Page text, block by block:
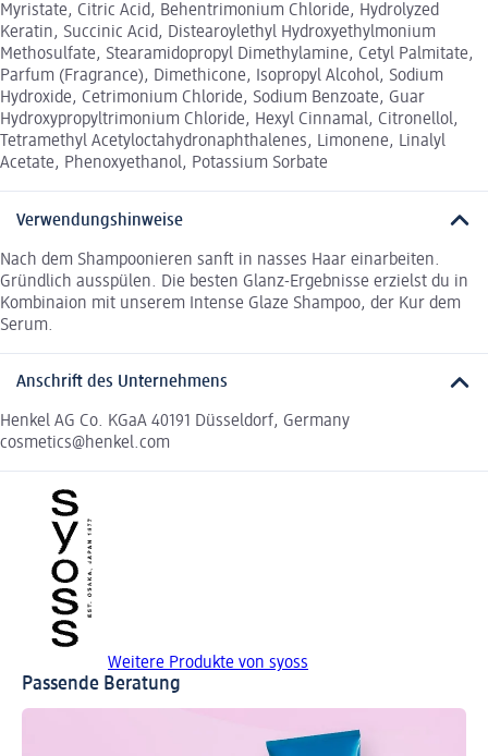
Myristate, Citric Acid, Behentrimonium Chloride, Hydrolyzed
Keratin, Succinic Acid, Distearoylethyl Hydroxyethylmonium
Methosulfate, Stearamidopropyl Dimethylamine, Cetyl Palmitate,
Parfum (Fragrance), Dimethicone, Isopropyl Alcohol, Sodium
Hydroxide, Cetrimonium Chloride, Sodium Benzoate, Guar
Hydroxypropyltrimonium Chloride, Hexyl Cinnamal, Citronellol,
Tetramethyl Acetyloctahydronaphthalenes, Limonene, Linalyl
Acetate, Phenoxyethanol, Potassium Sorbate
Verwendungshinweise
Nach dem Shampoonieren sanft in nasses Haar einarbeiten.
Gründlich ausspülen. Die besten Glanz-Ergebnisse erzielst du in
Kombinaion mit unserem Intense Glaze Shampoo, der Kur dem
Serum.
Anschrift des Unternehmens
Henkel AG Co. KGaA 40191 Düsseldorf, Germany
cosmetics@henkel.com
Weitere Produkte von syoss
Passende Beratung